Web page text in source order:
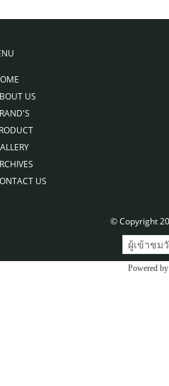
US
US
© Copyright
ผู้เข้าชม
Powered by